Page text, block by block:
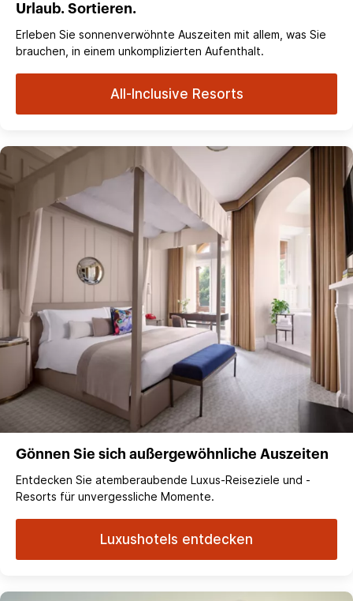
Urlaub. Sortieren.
Erleben Sie sonnenverwöhnte Auszeiten mit allem, was Sie
brauchen, in einem unkomplizierten Aufenthalt.
All-Inclusive Resorts
Gönnen Sie sich außergewöhnliche Auszeiten
Entdecken Sie atemberaubende Luxus-Reiseziele und -
Resorts für unvergessliche Momente.
Luxushotels entdecken